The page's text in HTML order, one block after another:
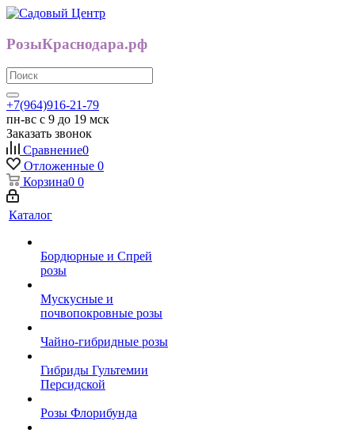
РозыКраснодара.рф
+7(964)916-21-79
пн-вс с 9 до 19 мск
Заказать звонок
Сравнение0
Отложенные 0
Корзина0 0
Каталог
Бордюрные и Спрей
розы
Мускусные и
почвопокровные розы
Чайно-гибридные розы
Гибриды Гультемии
Персидской
Розы Флорибунда